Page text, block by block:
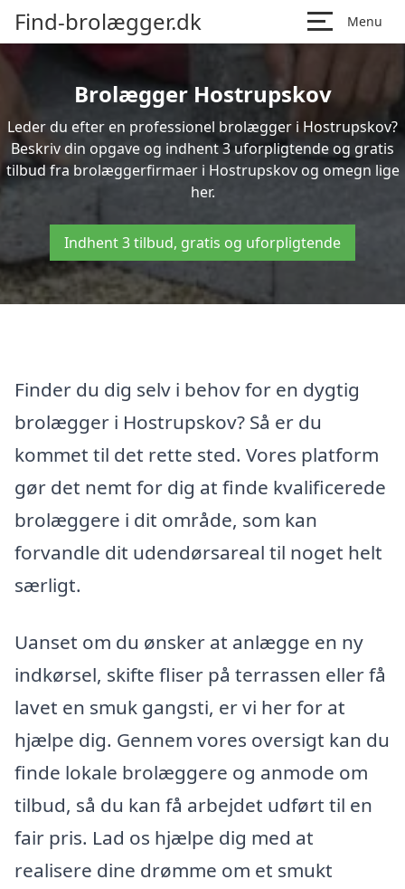
Find-brolægger.dk Menu
Brolægger Hostrupskov
Leder du efter en professionel brolægger i Hostrupskov?
Beskriv din opgave og indhent 3 uforpligtende og gratis
tilbud fra brolæggerfirmaer i Hostrupskov og omegn lige
her.
Indhent 3 tilbud, gratis og uforpligtende
Finder du dig selv i behov for en dygtig
brolægger i Hostrupskov? Så er du
kommet til det rette sted. Vores platform
gør det nemt for dig at finde kvalificerede
brolæggere i dit område, som kan
forvandle dit udendørsareal til noget helt
særligt.
Uanset om du ønsker at anlægge en ny
indkørsel, skifte fliser på terrassen eller få
lavet en smuk gangsti, er vi her for at
hjælpe dig. Gennem vores oversigt kan du
finde lokale brolæggere og anmode om
tilbud, så du kan få arbejdet udført til en
fair pris. Lad os hjælpe dig med at
realisere dine drømme om et smukt